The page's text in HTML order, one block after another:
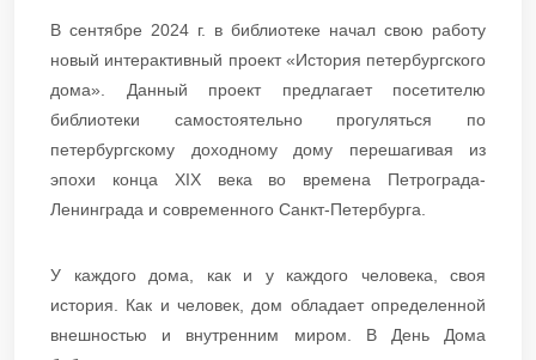
В сентябре 2024 г. в библиотеке начал свою работу
новый интерактивный проект «История петербургского
дома». Данный проект предлагает посетителю
библиотеки самостоятельно прогуляться по
петербургскому доходному дому перешагивая из
эпохи конца XIX века во времена Петрограда-
Ленинграда и современного Санкт-Петербурга.
У каждого дома, как и у каждого человека, своя
история. Как и человек, дом обладает определенной
внешностью и внутренним миром. В День Дома